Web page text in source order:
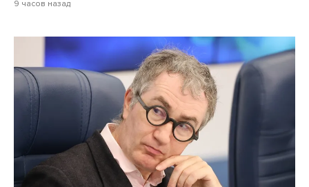
9 часов назад